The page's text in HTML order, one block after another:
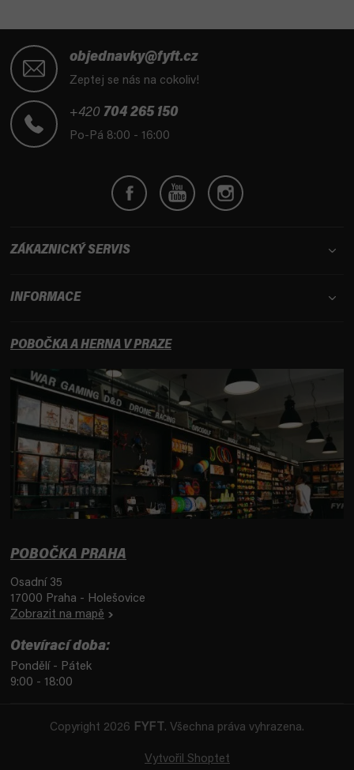
objednavky@fyft.cz
Zeptej se nás na cokoliv!
+420 704 265 150
Po-Pá 8:00 - 16:00
ZÁKAZNICKÝ SERVIS
INFORMACE
POBOČKA A HERNA V PRAZE
POBOČKA PRAHA
Osadní 35
17000 Praha - Holešovice
Zobrazit na mapě
Otevírací doba:
Pondělí - Pátek
9:00 - 18:00
Vytvořil Shoptet
Copyright 2026 FYFT . Všechna práva vyhrazena.